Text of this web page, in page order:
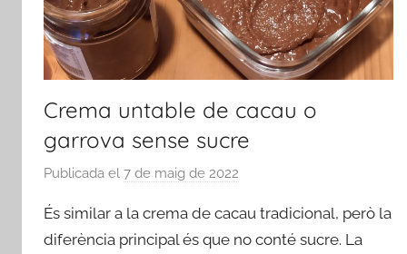
Crema untable de cacau o
garrova sense sucre
Publicada el 7 de maig de 2022
r
a
És similar a la crema de cacau tradicional, però la
diferència principal és que no conté sucre. La